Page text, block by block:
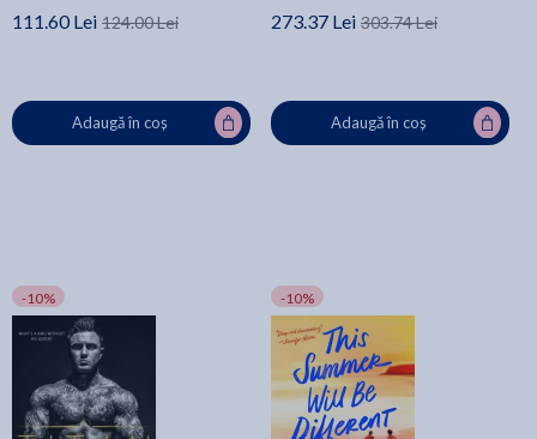
111.60 Lei 124.00 Lei
Adaugă în coș
273.37 Lei 303.74 Lei
Adaugă în coș
-10% -10%